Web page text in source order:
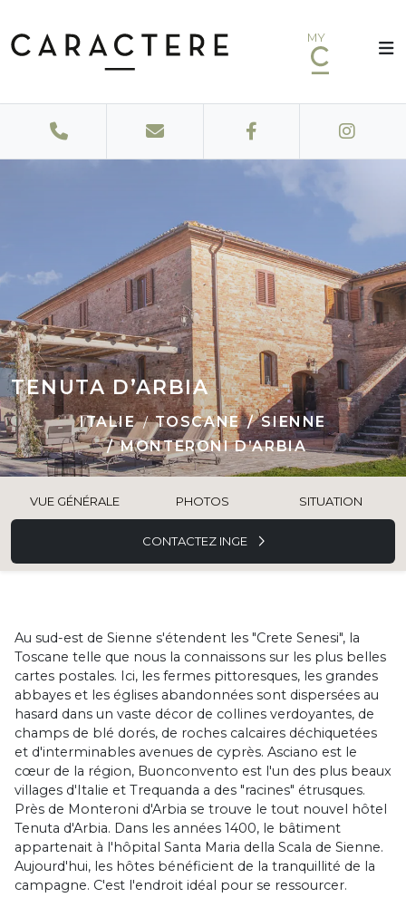
MY
TENUTA D’ARBIA
ITALIE TOSCANE
SIENNE
MONTERONI D’ARBIA
VUE GÉNÉRALE PHOTOS SITUATION
CONTACTEZ INGE
Au sud-est de Sienne s'étendent les "Crete Senesi", la
Toscane telle que nous la connaissons sur les plus belles
cartes postales. Ici, les fermes pittoresques, les grandes
abbayes et les églises abandonnées sont dispersées au
hasard dans un vaste décor de collines verdoyantes, de
champs de blé dorés, de roches calcaires déchiquetées
et d'interminables avenues de cyprès. Asciano est le
cœur de la région, Buonconvento est l'un des plus beaux
villages d'Italie et Trequanda a des "racines" étrusques.
Près de Monteroni d'Arbia se trouve le tout nouvel hôtel
Tenuta d'Arbia. Dans les années 1400, le bâtiment
appartenait à l'hôpital Santa Maria della Scala de Sienne.
Aujourd'hui, les hôtes bénéficient de la tranquillité de la
campagne. C'est l'endroit idéal pour se ressourcer.